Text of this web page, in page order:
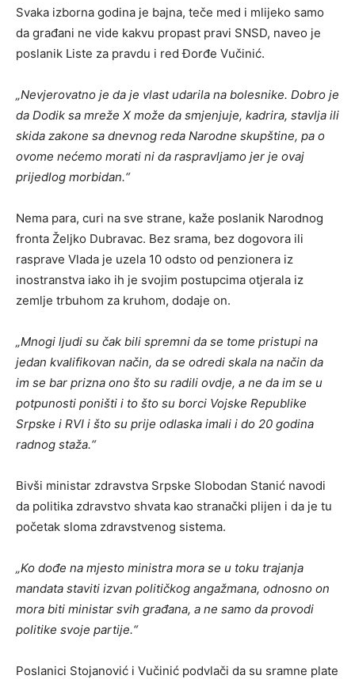
Svaka izborna godina je bajna, teče med i mlijeko samo
da građani ne vide kakvu propast pravi SNSD, naveo je
poslanik Liste za pravdu i red Đorđe Vučinić.
„Nevjerovatno je da je vlast udarila na bolesnike. Dobro je
da Dodik sa mreže X može da smjenjuje, kadrira, stavlja ili
skida zakone sa dnevnog reda Narodne skupštine, pa o
ovome nećemo morati ni da raspravljamo jer je ovaj
prijedlog morbidan.“
Nema para, curi na sve strane, kaže poslanik Narodnog
fronta Željko Dubravac. Bez srama, bez dogovora ili
rasprave Vlada je uzela 10 odsto od penzionera iz
inostranstva iako ih je svojim postupcima otjerala iz
zemlje trbuhom za kruhom, dodaje on.
„Mnogi ljudi su čak bili spremni da se tome pristupi na
jedan kvalifikovan način, da se odredi skala na način da
im se bar prizna ono što su radili ovdje, a ne da im se u
potpunosti poništi i to što su borci Vojske Republike
Srpske i RVI i što su prije odlaska imali i do 20 godina
radnog staža.“
Bivši ministar zdravstva Srpske Slobodan Stanić navodi
da politika zdravstvo shvata kao stranački plijen i da je tu
početak sloma zdravstvenog sistema.
„Ko dođe na mjesto ministra mora se u toku trajanja
mandata staviti izvan političkog angažmana, odnosno on
mora biti ministar svih građana, a ne samo da provodi
politike svoje partije.“
Poslanici Stojanović i Vučinić podvlači da su sramne plate